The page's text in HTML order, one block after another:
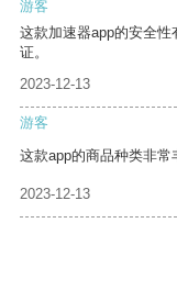
游客
这款加速器app的安全
证。
2023-12-13
游客
这款app的商品种类非常
2023-12-13